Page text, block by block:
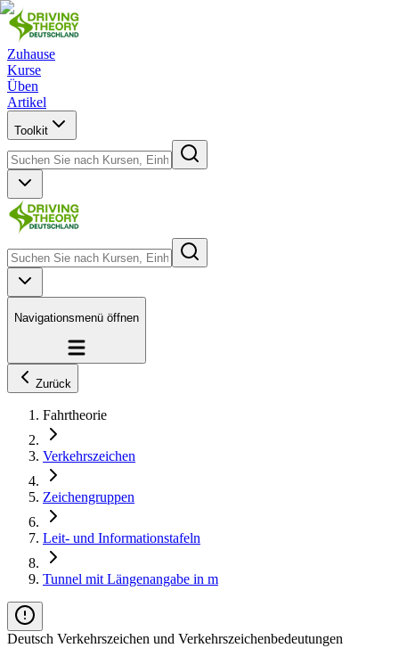
Zuhause
Kurse
Üben
Artikel
Toolkit
Navigationsmenü öffnen
Zurück
Fahrtheorie
Verkehrszeichen
Zeichengruppen
Leit- und Informationstafeln
Tunnel mit Längenangabe in m
Deutsch Verkehrszeichen und Verkehrszeichenbedeutungen